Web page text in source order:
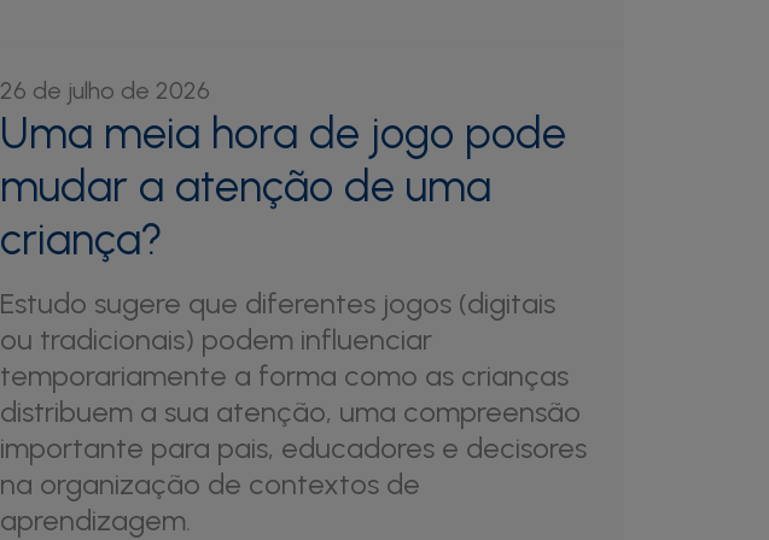
26 de julho de 2026
Uma meia hora de jogo pode
mudar a atenção de uma
criança?
Estudo sugere que diferentes jogos (digitais
ou tradicionais) podem influenciar
temporariamente a forma como as crianças
distribuem a sua atenção, uma compreensão
importante para pais, educadores e decisores
na organização de contextos de
aprendizagem.